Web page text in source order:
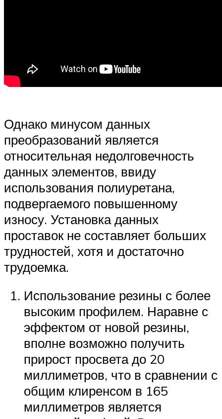
Однако минусом данных
преобразований является
относительная недолговечность
данных элементов, ввиду
использования полиуретана,
подвергаемого повышенному
износу. Установка данных
проставок не составляет больших
трудностей, хотя и достаточно
трудоемка.
Использование резины с более
высоким профилем. Наравне с
эффектом от новой резины,
вполне возможно получить
прирост просвета до 20
миллиметров, что в сравнении с
общим клиренсом в 165
миллиметров является